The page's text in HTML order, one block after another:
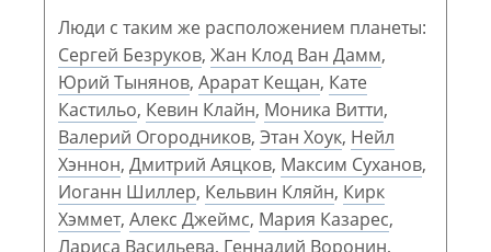
Люди с таким же расположением планеты:
Сергей Безруков, Жан Клод Ван Дамм,
Юрий Тынянов, Арарат Кещан, Кате
Кастильо, Кевин Клайн, Моника Витти,
Валерий Огородников, Этан Хоук, Нейл
Хэннон, Дмитрий Аяцков, Максим Суханов,
Иоганн Шиллер, Кельвин Кляйн, Кирк
Хэммет, Алекс Джеймс, Мария Казарес,
Лариса Васильева, Геннадий Воронин,